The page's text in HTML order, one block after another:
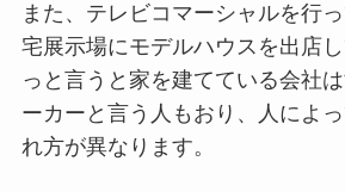
また、テレビコマーシャルを行
宅展示場にモデルハウスを出店
っと言うと家を建てている会社
ーカーと言う人もおり、人によ
れ方が異なります。